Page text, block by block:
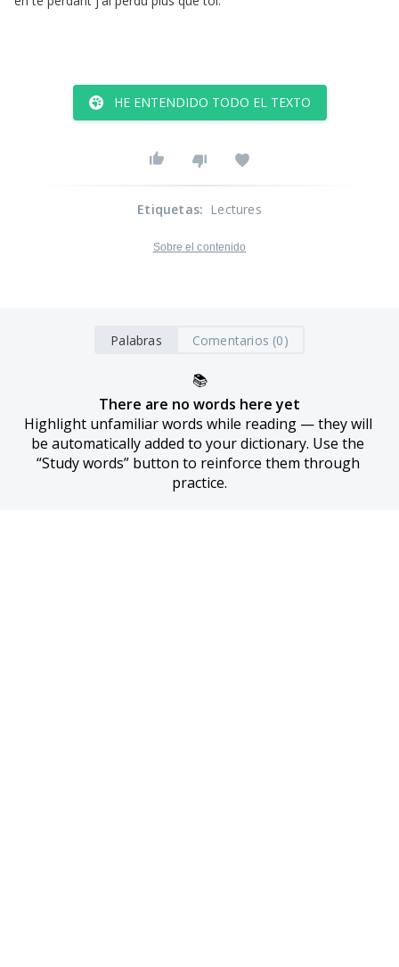
HE ENTENDIDO TODO EL TEXTO
Etiquetas: Lectures
Sobre el contenido
Palabras Comentarios (0)
📚
There are no words here yet
Highlight unfamiliar words while reading — they will
be automatically added to your dictionary. Use the
“Study words” button to reinforce them through
practice.